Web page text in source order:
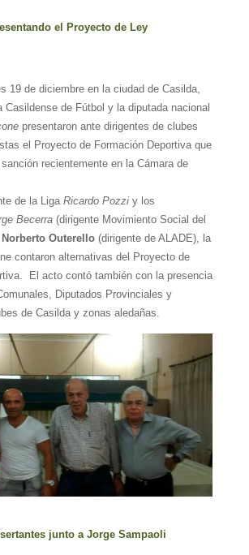
el Proyecto de Ley
19 de diciembre en la ciudad de Casilda,
Casildense de Fútbol y la diputada nacional
presentaron ante dirigentes de clubes
el Proyecto de Formación Deportiva que
recientemente en la Cámara de
de la Liga Ricardo Pozzi y los
Becerra(dirigente Movimiento Social del
Norberto Outerello(dirigente de ALADE), la
contaron alternativas del Proyecto de
El acto contó también con la presencia
Diputados Provinciales y
de Casilda y zonas aledañas.
junto aJorge Sampaoli